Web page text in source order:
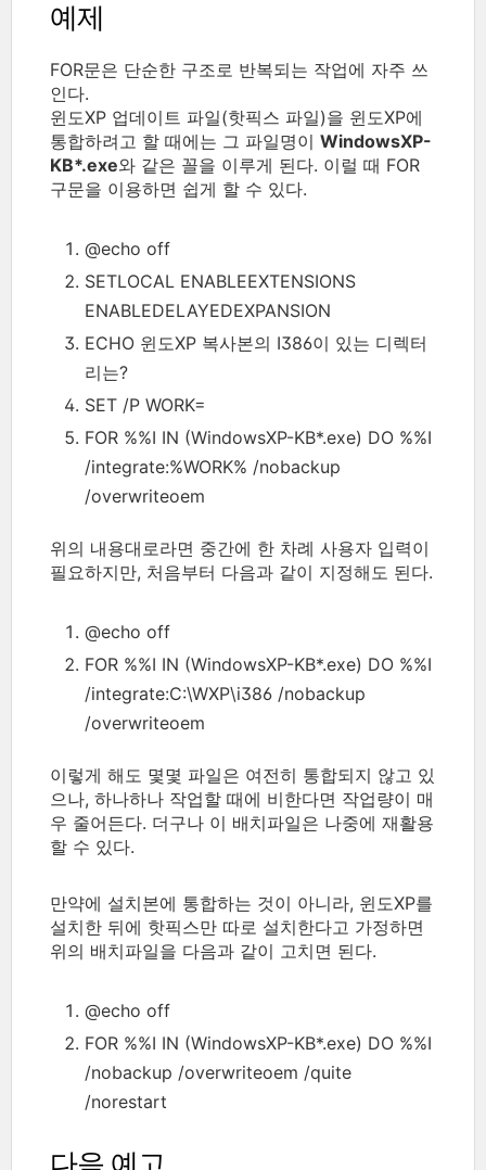
예제
FOR문은 단순한 구조로 반복되는 작업에 자주 쓰
인다.
윈도XP 업데이트 파일(핫픽스 파일)을 윈도XP에
통합하려고 할 때에는 그 파일명이 WindowsXP-
KB*.exe와 같은 꼴을 이루게 된다. 이럴 때 FOR
구문을 이용하면 쉽게 할 수 있다.
@echo off
SETLOCAL ENABLEEXTENSIONS
ENABLEDELAYEDEXPANSION
ECHO 윈도XP 복사본의 I386이 있는 디렉터
리는?
SET /P WORK=
FOR %%I IN (WindowsXP-KB*.exe) DO %%I
/integrate:%WORK% /nobackup
/overwriteoem
위의 내용대로라면 중간에 한 차례 사용자 입력이
필요하지만, 처음부터 다음과 같이 지정해도 된다.
@echo off
FOR %%I IN (WindowsXP-KB*.exe) DO %%I
/integrate:C:\WXP\i386 /nobackup
/overwriteoem
이렇게 해도 몇몇 파일은 여전히 통합되지 않고 있
으나, 하나하나 작업할 때에 비한다면 작업량이 매
우 줄어든다. 더구나 이 배치파일은 나중에 재활용
할 수 있다.
만약에 설치본에 통합하는 것이 아니라, 윈도XP를
설치한 뒤에 핫픽스만 따로 설치한다고 가정하면
위의 배치파일을 다음과 같이 고치면 된다.
@echo off
FOR %%I IN (WindowsXP-KB*.exe) DO %%I
/nobackup /overwriteoem /quite
/norestart
다음 예고